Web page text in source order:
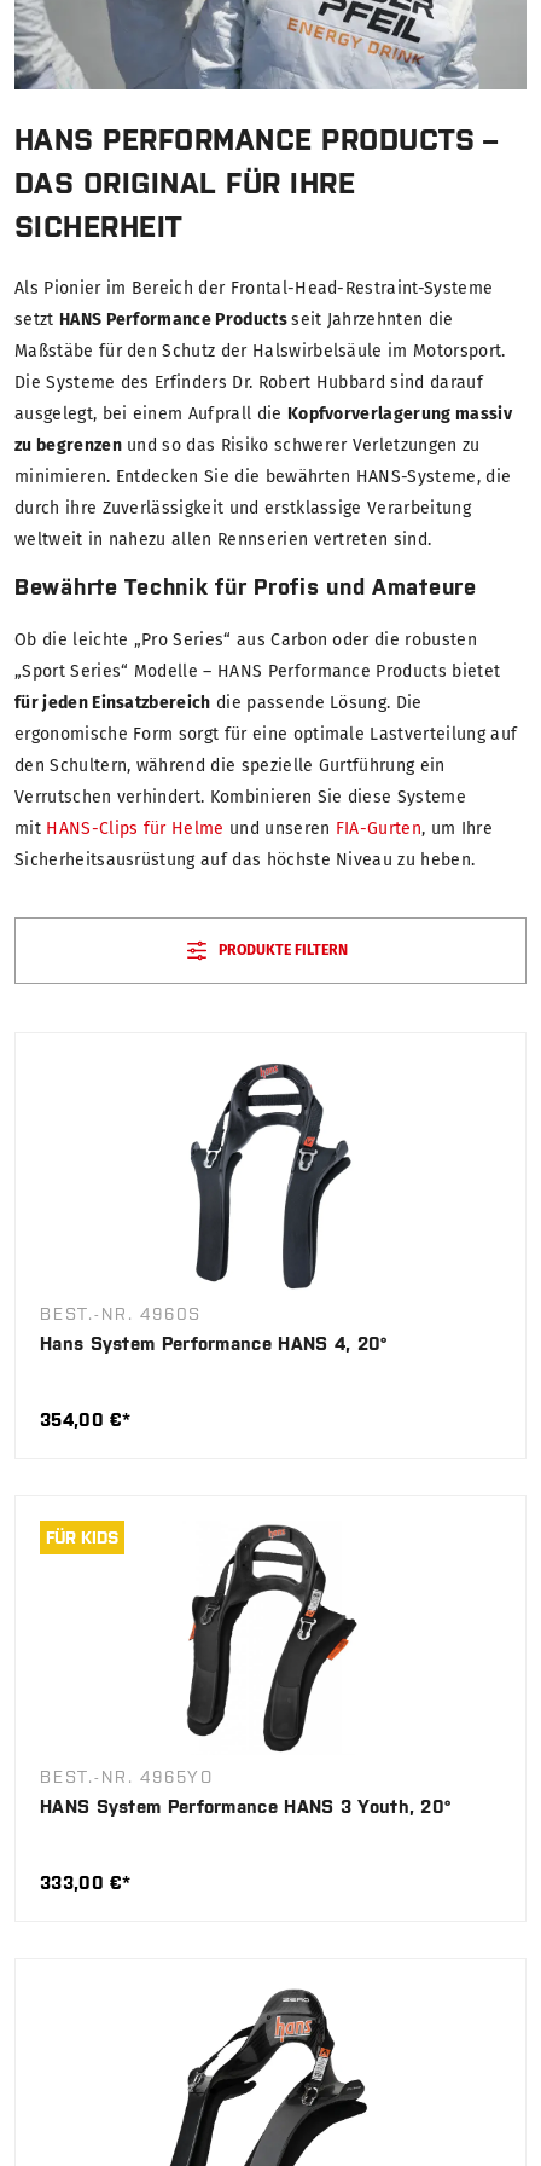
HANS PERFORMANCE PRODUCTS –
DAS ORIGINAL FÜR IHRE
SICHERHEIT
Als Pionier im Bereich der Frontal-Head-Restraint-Systeme
setzt HANS Performance Productsseit Jahrzehnten die
Maßstäbe für den Schutz der Halswirbelsäule im Motorsport.
Die Systeme des Erfinders Dr. Robert Hubbard sind darauf
ausgelegt, bei einem Aufprall die Kopfvorverlagerung massiv
zu begrenzenund so das Risiko schwerer Verletzungen zu
minimieren. Entdecken Sie die bewährten HANS-Systeme, die
durch ihre Zuverlässigkeit und erstklassige Verarbeitung
weltweit in nahezu allen Rennserien vertreten sind.
Bewährte Technik für Profis und Amateure
Ob die leichte „Pro Series“ aus Carbon oder die robusten
„Sport Series“ Modelle – HANS Performance Products bietet
für jeden Einsatzbereich die passende Lösung. Die
ergonomische Form sorgt für eine optimale Lastverteilung auf
den Schultern, während die spezielle Gurtführung ein
Verrutschen verhindert. Kombinieren Sie diese Systeme
mit HANS-Clips für Helme und unseren FIA-Gurten, um Ihre
Sicherheitsausrüstung auf das höchste Niveau zu heben.
PRODUKTE FILTERN
BEST.-NR. 4960S
Hans System Performance HANS 4, 20°
354,00 €*
FÜR KIDS
BEST.-NR. 4965YO
HANS System Performance HANS 3 Youth, 20°
333,00 €*